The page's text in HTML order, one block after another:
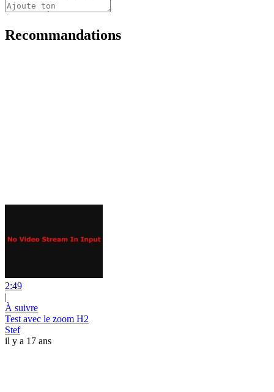
Recommandations
2:49
|
À suivre
Test avec le zoom H2
Stef
il y a 17 ans